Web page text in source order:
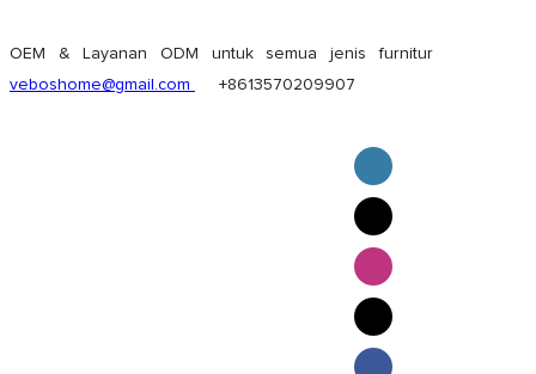
OEM & Layanan ODM untuk semua jenis furnitur
veboshome@gmail.com
+8613570209907
English